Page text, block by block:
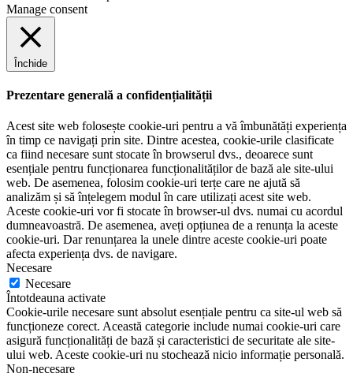
Manage consent
Închide
Prezentare generală a confidențialității
Acest site web folosește cookie-uri pentru a vă îmbunătăți experiența
în timp ce navigați prin site. Dintre acestea, cookie-urile clasificate
ca fiind necesare sunt stocate în browserul dvs., deoarece sunt
esențiale pentru funcționarea funcționalităților de bază ale site-ului
web. De asemenea, folosim cookie-uri terțe care ne ajută să
analizăm și să înțelegem modul în care utilizați acest site web.
Aceste cookie-uri vor fi stocate în browser-ul dvs. numai cu acordul
dumneavoastră. De asemenea, aveți opțiunea de a renunța la aceste
cookie-uri. Dar renunțarea la unele dintre aceste cookie-uri poate
afecta experiența dvs. de navigare.
Necesare
Necesare
Întotdeauna activate
Cookie-urile necesare sunt absolut esențiale pentru ca site-ul web să
funcționeze corect. Această categorie include numai cookie-uri care
asigură funcționalități de bază și caracteristici de securitate ale site-
ului web. Aceste cookie-uri nu stochează nicio informație personală.
Non-necesare